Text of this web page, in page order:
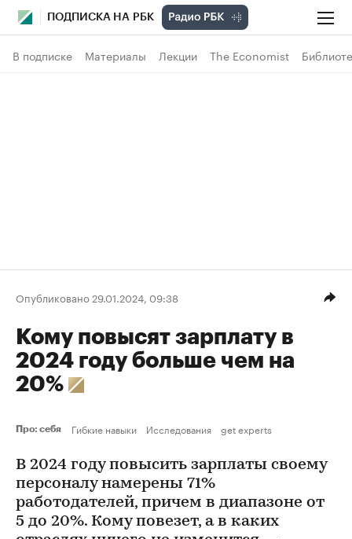
ПОДПИСКА НА РБК
В подписке Материалы Лекции The Economist
Опубликовано 29.01.2024, 09:38
Кому повысят зарплату в
2024 году больше чем на
20%
Про: себя Гибкие навыки Исследования get experts
В 2024 году повысить зарплаты своему
персоналу намерены 71%
работодателей, причем в диапазоне от
5 до 20%. Кому повезет, а в каких